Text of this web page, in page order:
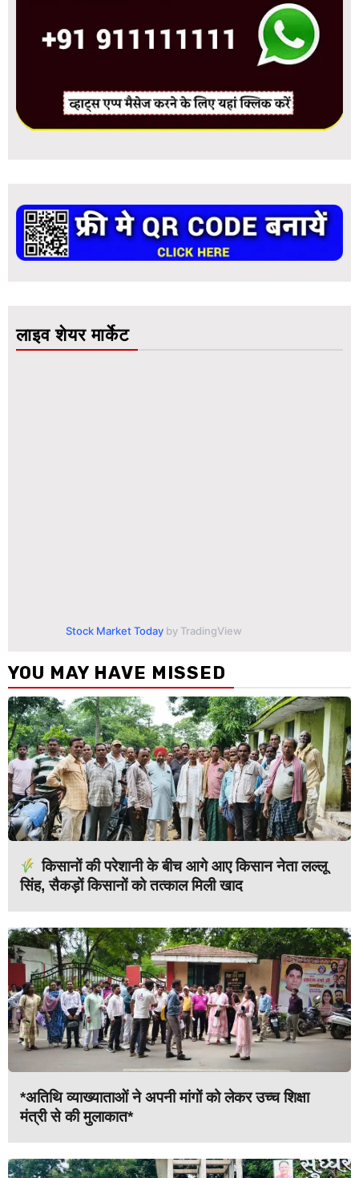
लाइव शेयर मार्केट
Stock Market Today by TradingView
YOU MAY HAVE MISSED
किसानों की परेशानी के बीच आगे आए किसान नेता लल्लू
सिंह, सैकड़ों किसानों को तत्काल मिली खाद
*अतिथि व्याख्याताओं ने अपनी मांगों को लेकर उच्च शिक्षा
मंत्री से की मुलाकात*